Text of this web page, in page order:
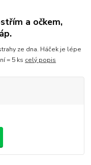
a očkem,
ze dna. Háček je lépe
= 5 ks celý popis